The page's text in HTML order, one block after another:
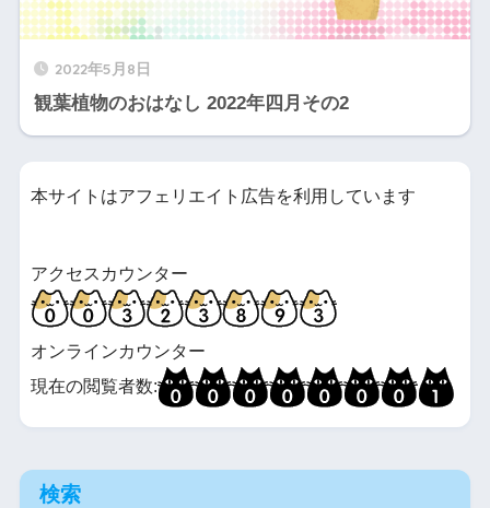
2022年5月8日
観葉植物のおはなし 2022年四月その2
本サイトはアフェリエイト広告を利用しています
アクセスカウンター
オンラインカウンター
現在の閲覧者数:
検索